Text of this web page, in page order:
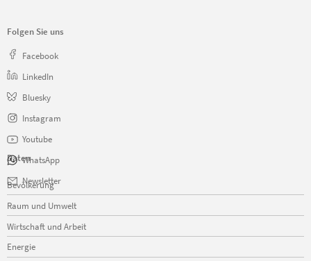
Folgen Sie uns
Facebook
LinkedIn
Bluesky
Instagram
Youtube
WhatsApp
Newsletter
Daten
Navigation
überspringen
Bevölkerung
Raum und Umwelt
Wirtschaft und Arbeit
Energie